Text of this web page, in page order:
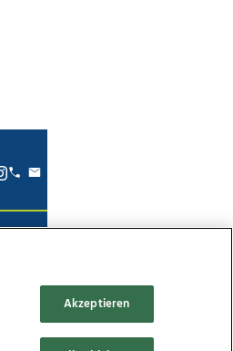
Akzeptieren